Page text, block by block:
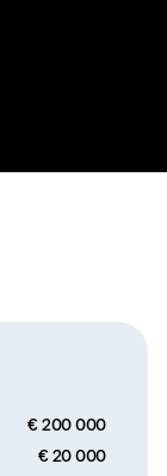
€ 200 000
€ 20 000